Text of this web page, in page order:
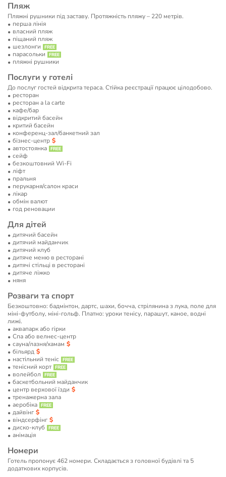
Пляж
Пляжні рушники під заставу. Протяжність пляжу – 220 метрів.
перша лінія
власний пляж
піщаний пляж
шезлонги
парасольки
пляжні рушники
Послуги у готелі
До послуг гостей відкрита тераса. Стійка реєстрації працює цілодобово.
ресторан
ресторан a la carte
кафе/бар
відкритий басейн
критий басейн
конференц-зал/банкетний зал
бізнес-центр
автостоянка
сейф
безкоштовний Wi-Fi
ліфт
пральня
перукарня/салон краси
лікар
обмін валют
год реновации
Для дітей
дитячий басейн
дитячий майданчик
дитячий клуб
дитяче меню в ресторані
дитячі стільці в ресторані
дитяче ліжко
няня
Розваги та спорт
Безкоштовно: бадмінтон, дартс, шахи, бочча, стрілянина з лука, поле для
міні-футболу, міні-гольф. Платно: уроки тенісу, парашут, каное, водні
лижі.
аквапарк або гірки
Спа або велнес-центр
сауна/лазня/хамам
більярд
настільний теніс
тенісний корт
волейбол
баскетбольний майданчик
центр верхової їзди
тренажерна зала
аеробіка
дайвінг
віндсерфінг
диско-клуб
анімація
Номери
Готель пропонує 462 номери. Складається з головної будівлі та 5
додаткових корпусів.